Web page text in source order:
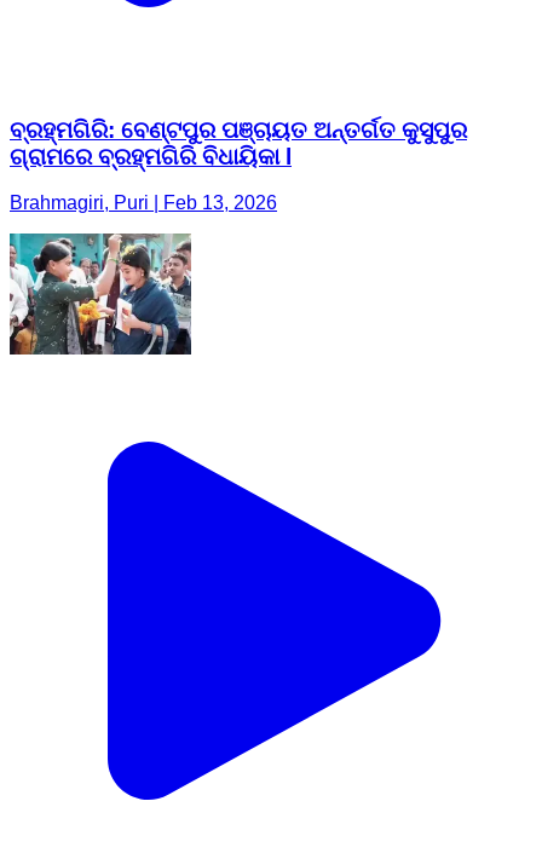
ବ୍ରହ୍ମଗିରି: ବେଣ୍ଟପୁର ପଞ୍ଚାୟତ ଅନ୍ତର୍ଗତ କୁସୁପୁର
ଗ୍ରାମରେ ବ୍ରହ୍ମଗିରି ବିଧାୟିକା l
Brahmagiri, Puri | Feb 13, 2026